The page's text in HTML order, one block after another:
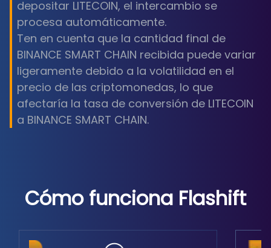
depositar LITECOIN, el intercambio se
procesa automáticamente.
Ten en cuenta que la cantidad final de
BINANCE SMART CHAIN recibida puede variar
ligeramente debido a la volatilidad en el
precio de las criptomonedas, lo que
afectaría la tasa de conversión de LITECOIN
a BINANCE SMART CHAIN.
Cómo funciona Flashift